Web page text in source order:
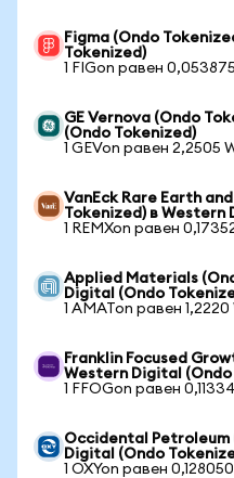
Figma (Ondo
Tokenized)
1 FIGon равен
GE Vernova (Ondo
(Ondo Tokenized)
1 GEVon равен 2,2505
VanEck Rare Earth
Tokenized) в Western
1 REMXon равен
Applied Materials
Digital (Ondo
1 AMATon равен
Franklin Focused
Western Digital (Ondo
1 FFOGon равен
Occidental Petroleum
Digital (Ondo
1 OXYon равен